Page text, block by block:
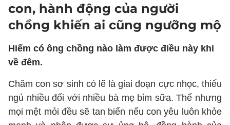
con, hành động của người
chồng khiến ai cũng ngưỡng mộ
Hiếm có ông chồng nào làm được điều này khi
về đêm.
Chăm con sơ sinh có lẽ là giai đoạn cực nhọc, thiếu
ngủ nhiều đối với nhiều bà mẹ bỉm sữa. Thế nhưng
mọi mệt mỏi đều sẽ tan biến nếu con yêu luôn khỏe